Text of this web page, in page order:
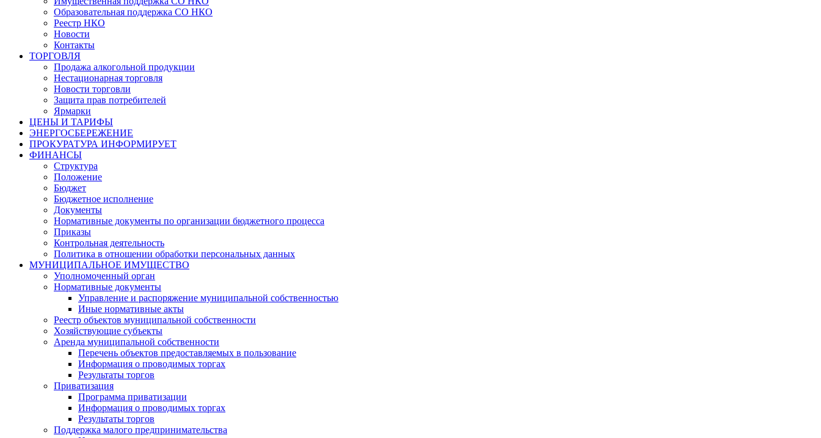
Образовательная поддержка СО НКО
Реестр НКО
Новости
Контакты
ТОРГОВЛЯ
Продажа алкогольной продукции
Нестационарная торговля
Новости торговли
Защита прав потребителей
Ярмарки
ЦЕНЫ И ТАРИФЫ
ЭНЕРГОСБЕРЕЖЕНИЕ
ПРОКУРАТУРА ИНФОРМИРУЕТ
ФИНАНСЫ
Структура
Положение
Бюджет
Бюджетное исполнение
Документы
Нормативные документы по организации бюджетного процесса
Приказы
Контрольная деятельность
Политика в отношении обработки персональных данных
МУНИЦИПАЛЬНОЕ ИМУЩЕСТВО
Уполномоченный орган
Нормативные документы
Управление и распоряжение муниципальной собственностью
Иные нормативные акты
Реестр объектов муниципальной собственности
Хозяйствующие субъекты
Аренда муниципальной собственности
Перечень объектов предоставляемых в пользование
Информация о проводимых торгах
Результаты торгов
Приватизация
Программа приватизации
Информация о проводимых торгах
Результаты торгов
Поддержка малого предпринимательства